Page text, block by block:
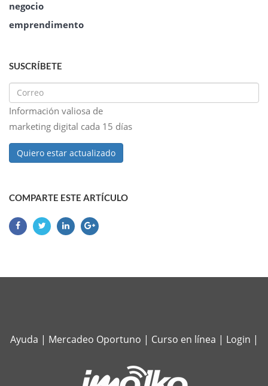
negocio
emprendimento
SUSCRÍBETE
Información valiosa de
marketing digital cada 15 días
Quiero estar actualizado
COMPARTE ESTE ARTÍCULO
Ayuda | Mercadeo Oportuno | Curso en línea | Login |